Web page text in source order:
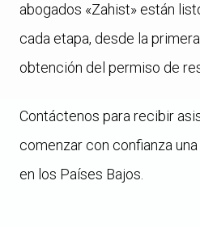
abogados «Zahist» están
cada etapa, desde la
obtención del permiso de
Contáctenos para recibir
comenzar con confianza
en los Países Bajos.